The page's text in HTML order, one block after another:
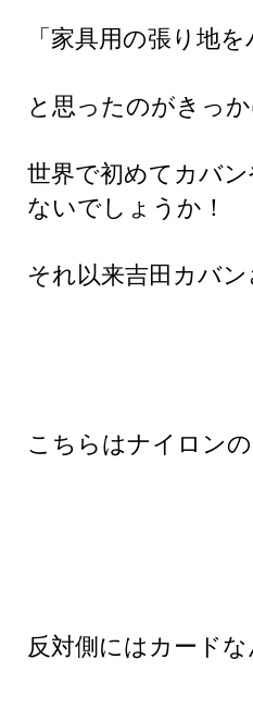
「家具用の張り地
と思ったのがきっ
世界で初めてカバ
ないでしょうか！
それ以来吉田カバ
こちらはナイロン
反対側にはカード